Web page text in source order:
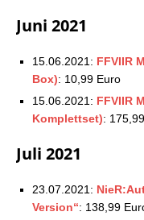
Juni 2021
15.06.2021: FFVIIR
Box): 10,99 Euro
15.06.2021: FFVIIR
Komplettset):
Juli 2021
23.07.2021:
Version“: 138,99